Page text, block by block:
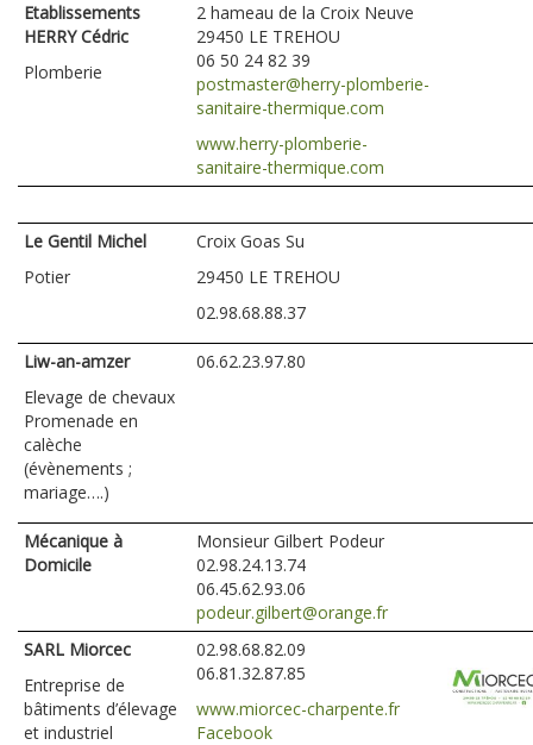
Etablissements
HERRY Cédric
Plomberie
2 hameau de la Croix Neuve
29450 LE TREHOU
06 50 24 82 39
postmaster@herry-plomberie-
sanitaire-thermique.com
www.herry-plomberie-
sanitaire-thermique.com
Le Gentil Michel
Potier
Croix Goas Su
29450 LE TREHOU
02.98.68.88.37
Liw-an-amzer
Elevage de chevaux
Promenade en
calèche
(évènements ;
mariage….)
06.62.23.97.80
Mécanique à
Domicile
Monsieur Gilbert Podeur
02.98.24.13.74
06.45.62.93.06
podeur.gilbert@orange.fr
SARL Miorcec
Entreprise de
bâtiments d’élevage
et industriel
02.98.68.82.09
06.81.32.87.85
www.miorcec-charpente.fr
Facebook